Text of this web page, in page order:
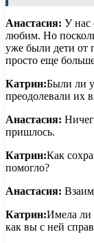
Анастасия: У нас
любим. Но
уже были дети от
просто еще
Катрин:Были ли
преодолевали их
Анастасия:
пришлось.
Катрин:Как
помогло?
Анастасия:
Катрин:Имела ли
как вы с ней